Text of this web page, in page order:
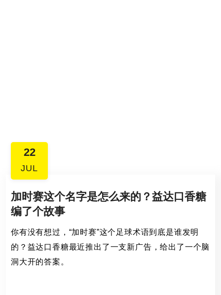
22
JUL
加时赛这个名字是怎么来的？益达口香糖
编了个故事
你有没有想过，“加时赛”这个足球术语到底是谁发明
的？益达口香糖最近推出了一支新广告，给出了一个脑
洞大开的答案。